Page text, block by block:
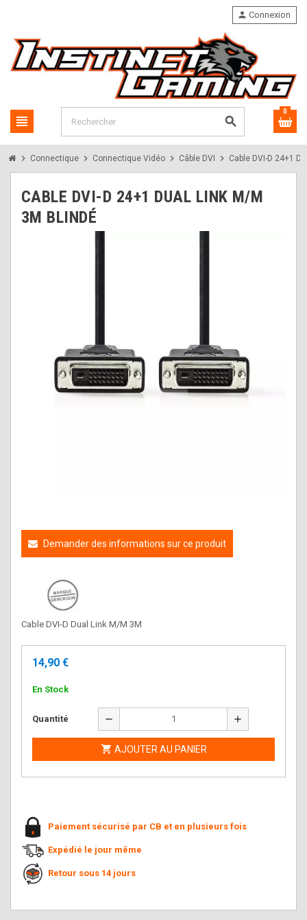
view_headline search
person Connexion
0
chevron_right Connectique chevron_right Connectique Vidéo chevron_right Câble DVI chevron_right Cable DVI-D 24+1
CABLE DVI-D 24+1 DUAL LINK M/M
3M BLINDÉ
Demander des informations sur ce produit
Cable DVI-D Dual Link M/M 3M
14,90 €
En Stock
Quantité remove add
 AJOUTER AU PANIER
Paiement sécurisé par CB et en plusieurs fois
Expédié le jour même
Retour sous 14 jours